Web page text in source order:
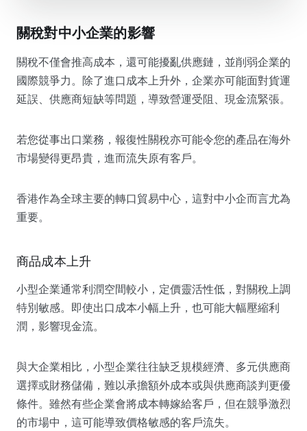
關稅對中小企業的影響
關稅不僅會推高成本，還可能擾亂供應鏈，並削弱企業的
國際競爭力。除了進口成本上升外，企業亦可能面對貨運
延誤、供應商短缺等問題，導致營運受阻、現金流緊張。
若您從事出口業務，報復性關稅亦可能令您的產品在海外
市場變得更昂貴，進而流失原有客戶。
香港作為全球主要的轉口貿易中心，這對中小企而言尤為
重要。
商品成本上升
小型企業通常利潤空間較小，定價靈活性低，對關稅上調
特別敏感。即使出口成本小幅上升，也可能大幅壓縮利
潤，影響現金流。
與大企業相比，小型企業往往缺乏規模經濟、多元供應商
選擇或財務儲備，難以承擔額外成本或與供應商談判更優
條件。雖然有些企業會將成本轉嫁給客戶，但在競爭激烈
的市場中，這可能導致價格敏感的客戶流失。